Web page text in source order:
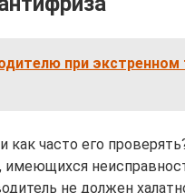
при
часто его
не должен